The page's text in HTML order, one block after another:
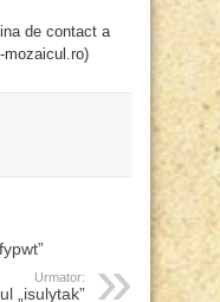
de contact a
Urmator:
„isulytak”